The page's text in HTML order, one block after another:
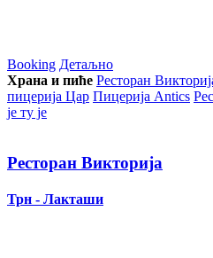
Booking Детаљно
Храна и пиће Ресторан
пицерија Цар Пицерија Аntics
је ту је
Ресторан Викторија
Трн - Лакташи